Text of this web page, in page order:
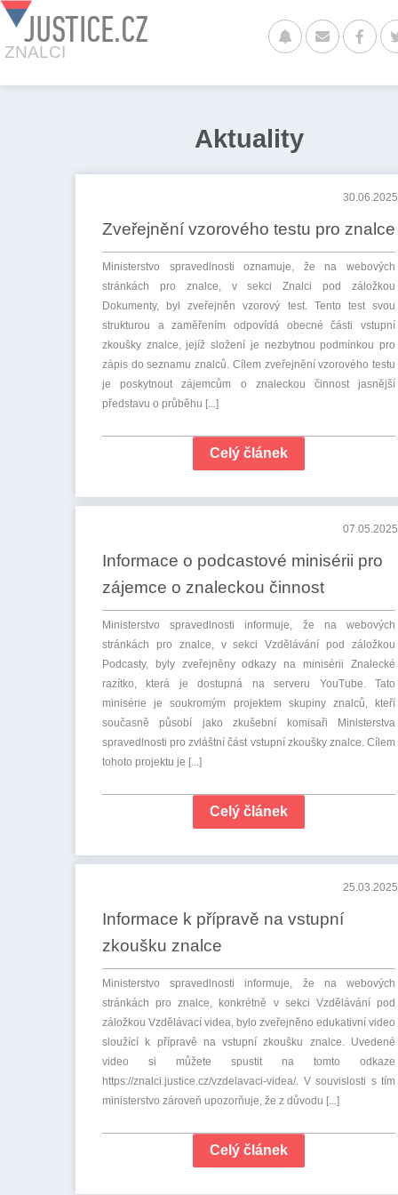
JUSTICE.CZ
ZNALCI
Aktuality
30.06.2025
Zveřejnění vzorového testu pro znalce
Ministerstvo spravedlnosti oznamuje, že na webových
stránkách pro znalce, v sekci Znalci pod záložkou
Dokumenty, byl zveřejněn vzorový test. Tento test svou
strukturou a zaměřením odpovídá obecné části vstupní
zkoušky znalce, jejíž složení je nezbytnou podmínkou pro
zápis do seznamu znalců. Cílem zveřejnění vzorového testu
je poskytnout zájemcům o znaleckou činnost jasnější
představu o průběhu [...]
Celý článek
07.05.2025
Informace o podcastové minisérii pro
zájemce o znaleckou činnost
Ministerstvo spravedlnosti informuje, že na webových
stránkách pro znalce, v sekci Vzdělávání pod záložkou
Podcasty, byly zveřejněny odkazy na minisérii Znalecké
razítko, která je dostupná na serveru YouTube. Tato
minisérie je soukromým projektem skupiny znalců, kteří
současně působí jako zkušební komisaři Ministerstva
spravedlnosti pro zvláštní část vstupní zkoušky znalce. Cílem
tohoto projektu je [...]
Celý článek
25.03.2025
Informace k přípravě na vstupní
zkoušku znalce
Ministerstvo spravedlnosti informuje, že na webových
stránkách pro znalce, konkrétně v sekci Vzdělávání pod
záložkou Vzdělávací videa, bylo zveřejněno edukativní video
sloužící k přípravě na vstupní zkoušku znalce. Uvedené
video si můžete spustit na tomto odkaze
https://znalci.justice.cz/vzdelavaci-videa/. V souvislosti s tím
ministerstvo zároveň upozorňuje, že z důvodu [...]
Celý článek